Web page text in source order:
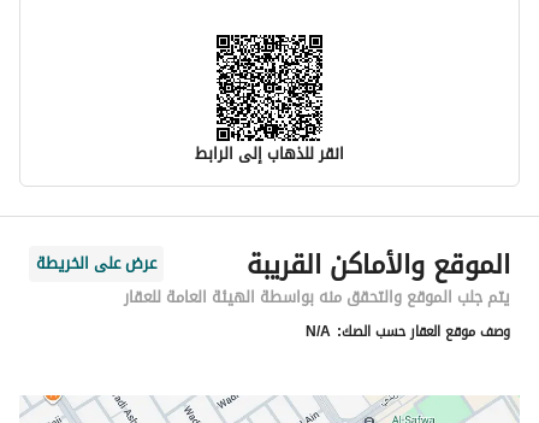
انقر للذهاب إلى الرابط
معلومات مسؤول الإعلان
اسم المسؤول
فيصل يحي عيسى شامي
رقم المسؤول
0535821128
الموقع والأماكن القريبة
عرض على الخريطة
يتم جلب الموقع والتحقق منه بواسطة الهيئة العامة للعقار
وصف موقع العقار حسب الصك: N/A